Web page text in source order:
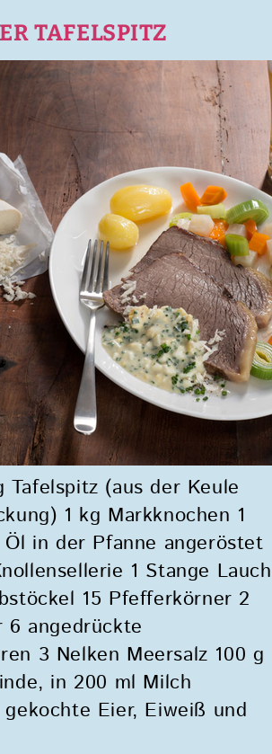
TAFELSPITZ
Tafelspitz (aus der Keule
1 kg Markknochen 1
in der Pfanne angeröstet
1 Stange Lauch
15 Pfefferkörner 2
angedrückte
3 Nelken Meersalz 100 g
in 200 ml Milch
Eier, Eiweiß und